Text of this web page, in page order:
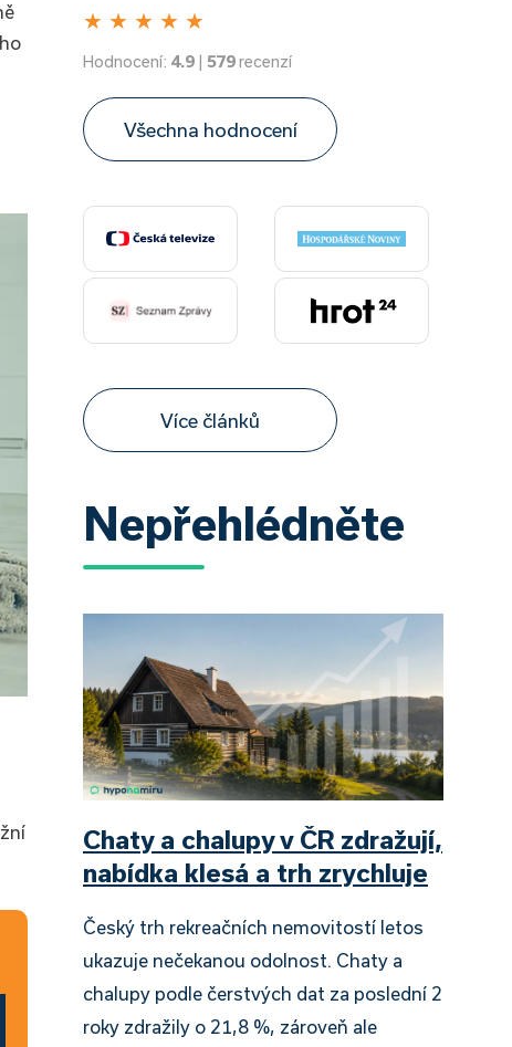
★ ★ ★ ★ ★
Hodnocení: 4.9 | 579recenzí
Všechna hodnocení
Více článků
Nepřehlédněte
Chaty a chalupy v ČR zdražují,
nabídka klesá a trh zrychluje
Český trh rekreačních nemovitostí letos
ukazuje nečekanou odolnost. Chaty a
chalupy podle čerstvých dat za poslední 2
roky zdražily o 21,8 %, zároveň ale